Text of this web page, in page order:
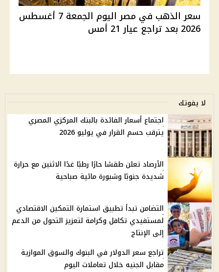
سعر الذهب في مصر اليوم الجمعة 7 أغسطس
2026 بعد تراجع عيار 21 أمس
لا يفوتك
اجتماع أسعار الفائدة بالبنك المركزي المصري
يترقب حسم القرار في يوليو 2026
الأرصاد تعلن طقسًا حارًا رطبًا غدًا الاثنين مع حرارة
شديدة جنوبًا وشبورة مائية صباحية
التضامن تبدأ تطبيق استمارة التمكين الاقتصادي
لمستفيدي تكافل وكرامة لتعزيز التحول من الدعم
إلى الإنتاج
تراجع سعر الدولار في البنوك والسوق الموازية
مقابل الجنيه خلال تعاملات اليوم